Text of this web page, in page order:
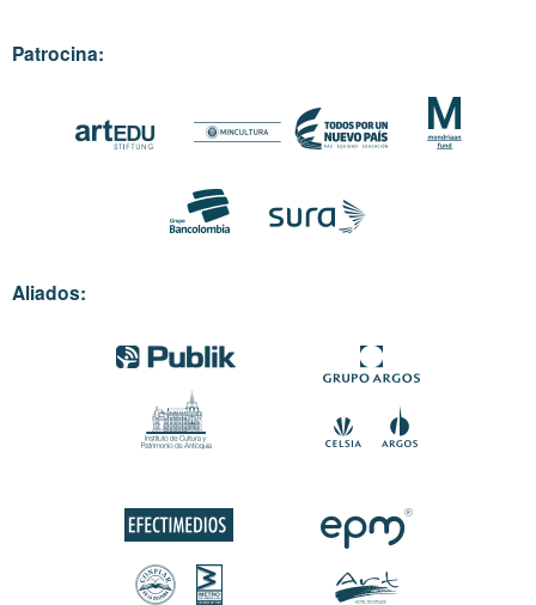
Patrocina:
Aliados: